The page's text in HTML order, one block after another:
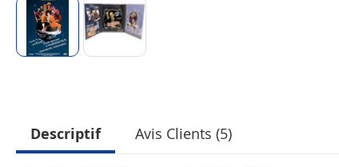
Descriptif Avis Clients (5)